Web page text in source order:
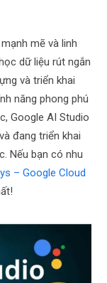
mẽ và linh
dữ liệu rút ngắn
và triển khai
năng phong phú
Google AI Studio
đang triển khai
Nếu bạn có nhu
– Google Cloud